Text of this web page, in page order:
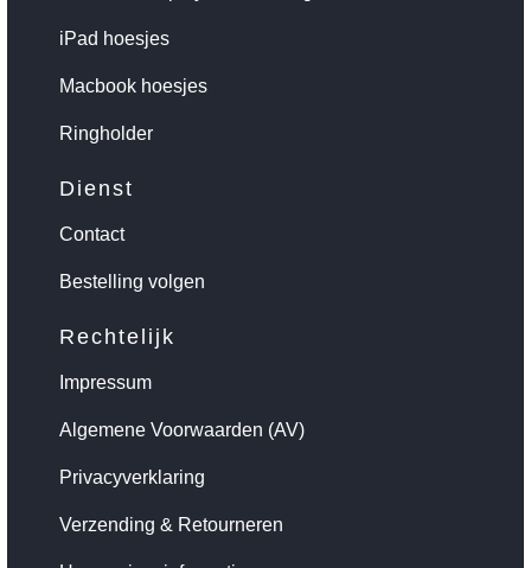
iPad hoesjes
Macbook hoesjes
Ringholder
Dienst
Contact
Bestelling volgen
Rechtelijk
Impressum
Algemene Voorwaarden (AV)
Privacyverklaring
Verzending & Retourneren